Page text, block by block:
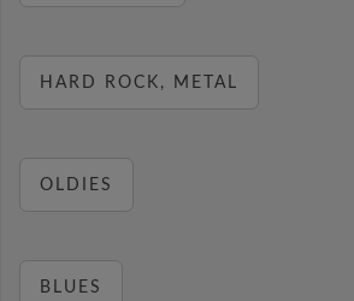
HARD ROCK, METAL
OLDIES
BLUES